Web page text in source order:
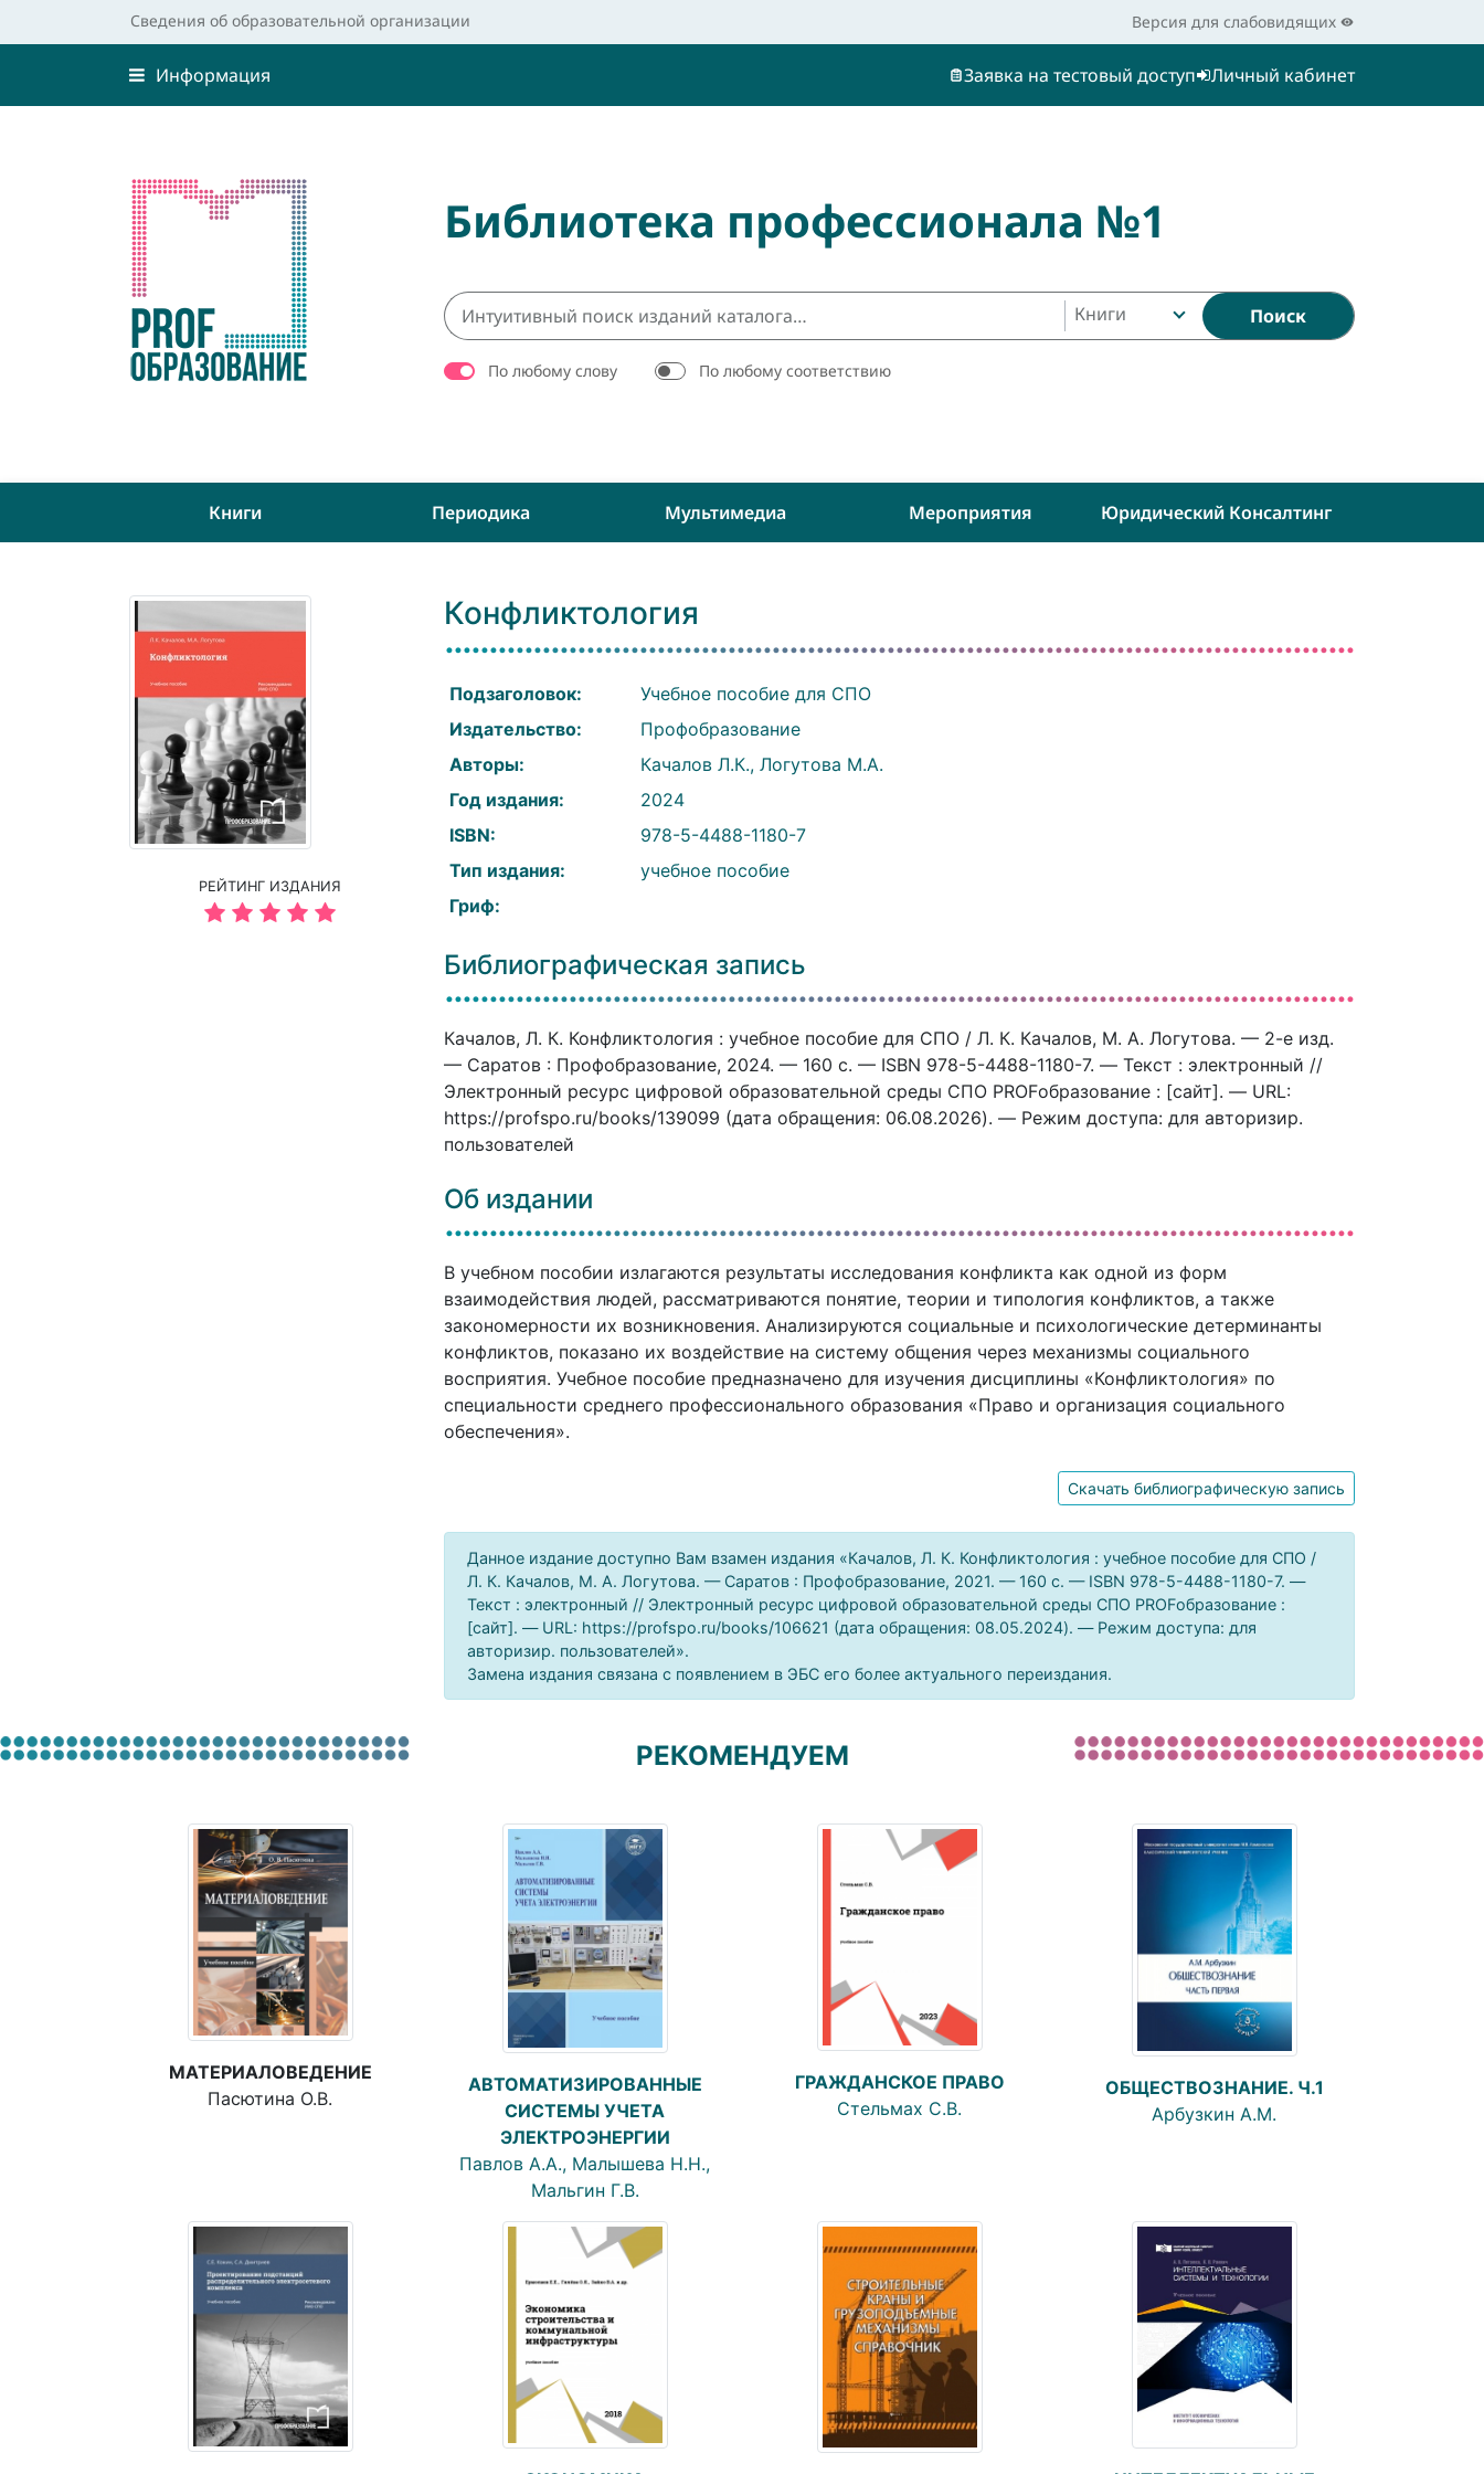
Сведения об образовательной организации Версия для слабовидящих
Информация Заявка на тестовый доступ Личный кабинет
Библиотека профессионала №1
Книги Поиск
По любому слову По любому соответствию
Книги Периодика Мультимедиа Мероприятия Юридический Консалтинг
РЕЙТИНГ ИЗДАНИЯ
Конфликтология
Подзаголовок:
Учебное пособие для СПО
Издательство:
Профобразование
Авторы:
Качалов Л.К., Логутова М.А.
Год издания:
2024
ISBN:
978-5-4488-1180-7
Тип издания:
учебное пособие
Гриф:
Библиографическая запись
Качалов, Л. К. Конфликтология : учебное пособие для СПО / Л. К. Качалов, М. А. Логутова. — 2-е изд.
— Саратов : Профобразование, 2024. — 160 c. — ISBN 978-5-4488-1180-7. — Текст : электронный //
Электронный ресурс цифровой образовательной среды СПО PROFобразование : [сайт]. — URL:
https://profspo.ru/books/139099 (дата обращения: 06.08.2026). — Режим доступа: для авторизир.
пользователей
Об издании
В учебном пособии излагаются результаты исследования конфликта как одной из форм
взаимодействия людей, рассматриваются понятие, теории и типология конфликтов, а также
закономерности их возникновения. Анализируются социальные и психологические детерминанты
конфликтов, показано их воздействие на систему общения через механизмы социального
восприятия. Учебное пособие предназначено для изучения дисциплины «Конфликтология» по
специальности среднего профессионального образования «Право и организация социального
обеспечения».
Скачать библиографическую запись
Данное издание доступно Вам взамен издания «Качалов, Л. К. Конфликтология : учебное пособие для СПО /
Л. К. Качалов, М. А. Логутова. — Саратов : Профобразование, 2021. — 160 c. — ISBN 978-5-4488-1180-7. —
Текст : электронный // Электронный ресурс цифровой образовательной среды СПО PROFобразование :
[сайт]. — URL: https://profspo.ru/books/106621 (дата обращения: 08.05.2024). — Режим доступа: для
авторизир. пользователей».
Замена издания связана с появлением в ЭБС его более актуального переиздания.
РЕКОМЕНДУЕМ
МАТЕРИАЛОВЕДЕНИЕ
Пасютина О.В.
АВТОМАТИЗИРОВАННЫЕ
СИСТЕМЫ УЧЕТА
ЭЛЕКТРОЭНЕРГИИ
Павлов А.А., Малышева Н.Н.,
Мальгин Г.В.
ГРАЖДАНСКОЕ ПРАВО
Стельмах С.В.
ОБЩЕСТВОЗНАНИЕ. Ч.1
Арбузкин А.М.